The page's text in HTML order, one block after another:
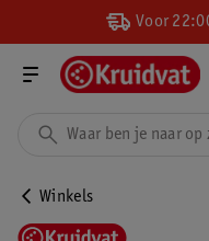
Voor
Winkels